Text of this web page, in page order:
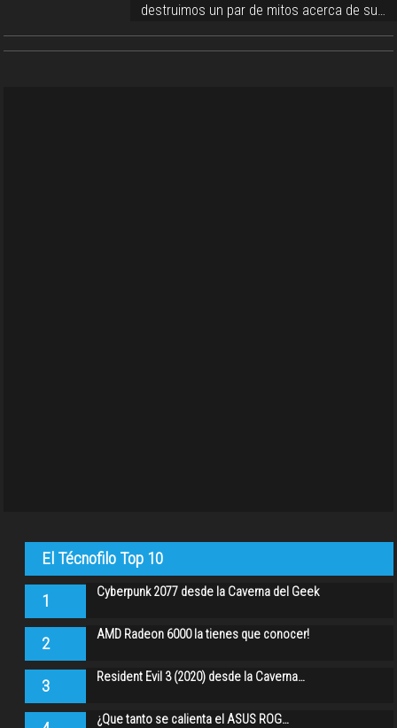
destruimos un par de mitos acerca de su…
El Técnofilo Top 10
1 Cyberpunk 2077 desde la Caverna del Geek
2 AMD Radeon 6000 la tienes que conocer!
3 Resident Evil 3 (2020) desde la Caverna…
¿Que tanto se calienta el ASUS ROG…